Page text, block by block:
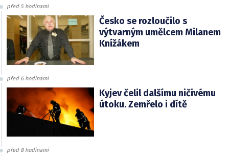
před 5 hodinami
Česko se rozloučilo s
výtvarným umělcem Milanem
Knížákem
před 6 hodinami
Kyjev čelil dalšímu ničivému
útoku. Zemřelo i dítě
před 8 hodinami